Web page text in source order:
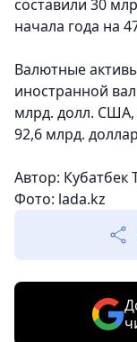
составили 30
начала года на
Валютные
иностранной
млрд. долл.
92,6 млрд.
Автор: Кубатбек
Фото: lada.kz